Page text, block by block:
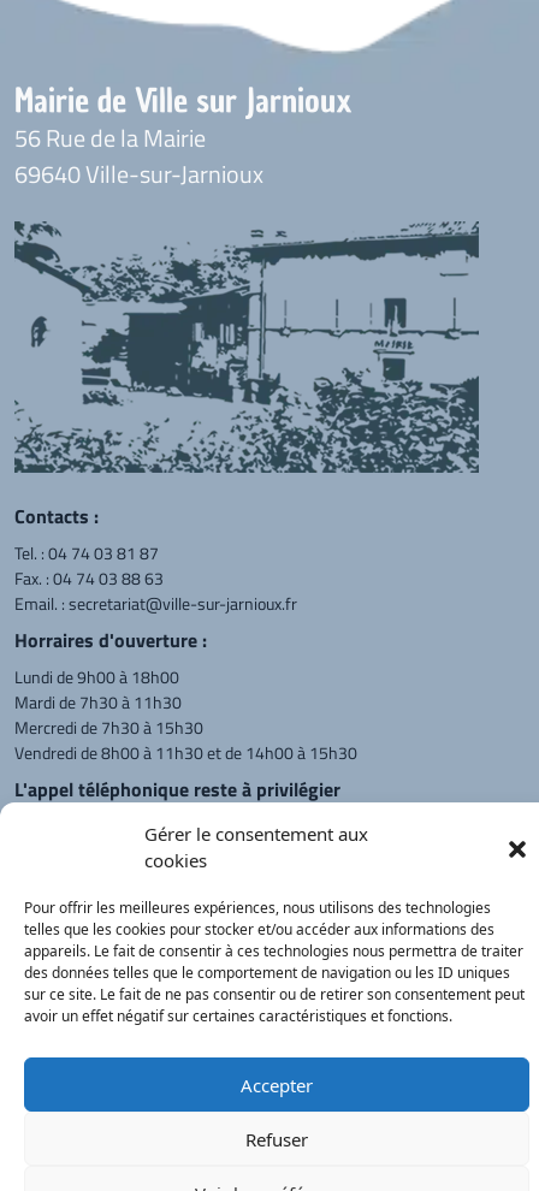
Gérer le consentement aux
cookies
Pour offrir les meilleures expériences, nous utilisons des technologies
telles que les cookies pour stocker et/ou accéder aux informations des
appareils. Le fait de consentir à ces technologies nous permettra de traiter
des données telles que le comportement de navigation ou les ID uniques
sur ce site. Le fait de ne pas consentir ou de retirer son consentement peut
avoir un effet négatif sur certaines caractéristiques et fonctions.
Accepter
Refuser
Mairie de Ville sur Jarnioux
56 Rue de la Mairie
69640 Ville-sur-Jarnioux
Contacts :
Tel. :04 74 03 81 87
Fax. : 04 74 03 88 63
Email. :secretariat@ville-sur-jarnioux.fr
Horraires d'ouverture :
Lundi de 9h00 à 18h00
Mardi de 7h30 à 11h30
Mercredi de 7h30 à 15h30
Vendredi de 8h00 à 11h30 et de 14h00 à 15h30
L'appel téléphonique reste à privilégier
Monsieur le Maire et les adjoints
reçoivent sur rendez-vous.
Retour à l'accueil Actualités PanneauPocket Recherche
Démarches
Contacts
Mentions
Plan du site
®
Correspondants de Presse :